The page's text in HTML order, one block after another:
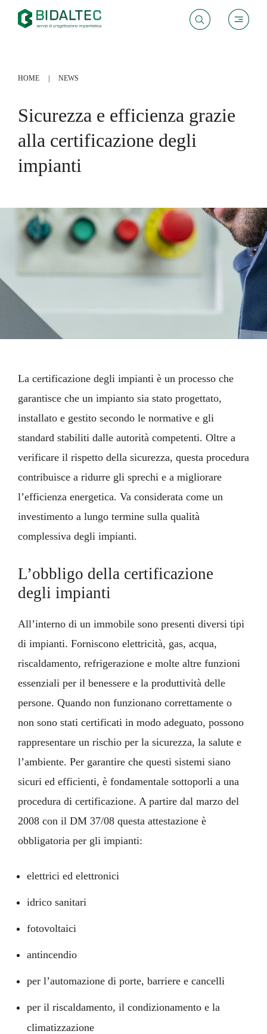
HOME NEWS
Sicurezza e efficienza grazie
alla certificazione degli
impianti
La certificazione degli impianti è un processo che
garantisce che un impianto sia stato progettato,
installato e gestito secondo le normative e gli
standard stabiliti dalle autorità competenti. Oltre a
verificare il rispetto della sicurezza, questa procedura
contribuisce a ridurre gli sprechi e a migliorare
l’efficienza energetica. Va considerata come un
investimento a lungo termine sulla qualità
complessiva degli impianti.
L’obbligo della certificazione
degli impianti
All’interno di un immobile sono presenti diversi tipi
di impianti. Forniscono elettricità, gas, acqua,
riscaldamento, refrigerazione e molte altre funzioni
essenziali per il benessere e la produttività delle
persone. Quando non funzionano correttamente o
non sono stati certificati in modo adeguato, possono
rappresentare un rischio per la sicurezza, la salute e
l’ambiente. Per garantire che questi sistemi siano
sicuri ed efficienti, è fondamentale sottoporli a una
procedura di certificazione. A partire dal marzo del
2008 con il DM 37/08 questa attestazione è
obbligatoria per gli impianti:
elettrici ed elettronici
idrico sanitari
fotovoltaici
antincendio
per l’automazione di porte, barriere e cancelli
per il riscaldamento, il condizionamento e la
climatizzazione